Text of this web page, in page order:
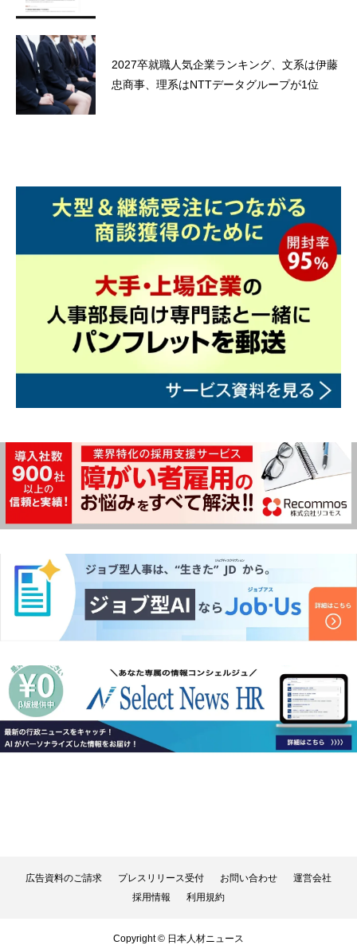
2027卒就職人気企業ランキング、文系は伊藤
忠商事、理系はNTTデータグループが1位
広告資料のご請求 プレスリリース受付 お問い合わせ
運営会社
採用情報
利用規約
Copyright © 日本人材ニュース